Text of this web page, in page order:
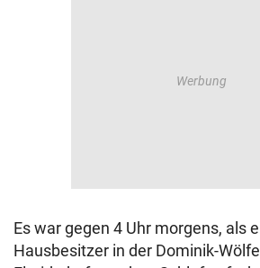
Es war gegen 4 Uhr morgens, als
Hausbesitzer in der Dominik-